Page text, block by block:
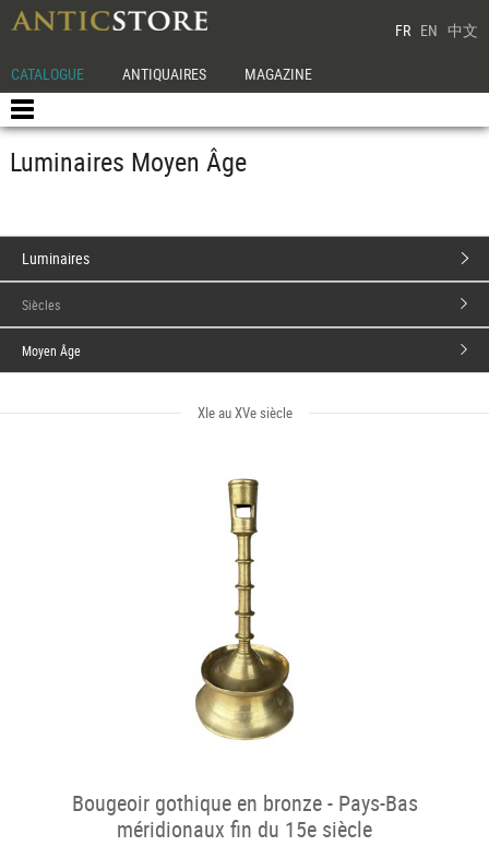
FR EN 中文
CATALOGUE ANTIQUAIRES MAGAZINE
Luminaires Moyen Âge
Luminaires
Siècles
Moyen Âge
XIe au XVe siècle
Bougeoir gothique en bronze - Pays-Bas
méridionaux fin du 15e siècle